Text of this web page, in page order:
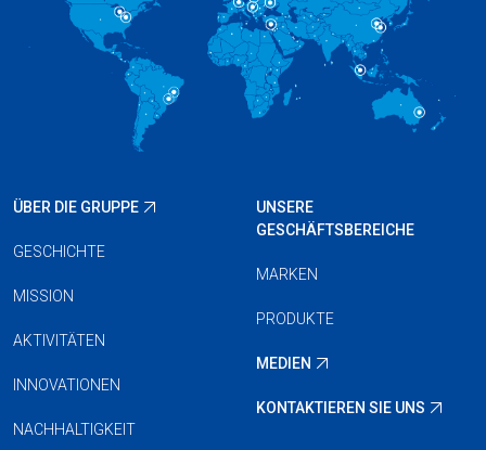
ÜBER DIE GRUPPE
GESCHICHTE
MISSION
AKTIVITÄTEN
INNOVATIONEN
NACHHALTIGKEIT
UNSERE
GESCHÄFTSBEREICHE
MARKEN
PRODUKTE
MEDIEN
KONTAKTIEREN SIE UNS